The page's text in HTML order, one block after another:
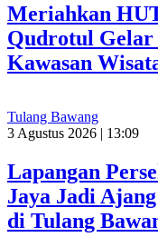
Meriahkan
Qudrotul Gelar
Kawasan
Tulang Bawang
3 Agustus 2026 | 13:09
Lapangan
Jaya Jadi
di Tulang